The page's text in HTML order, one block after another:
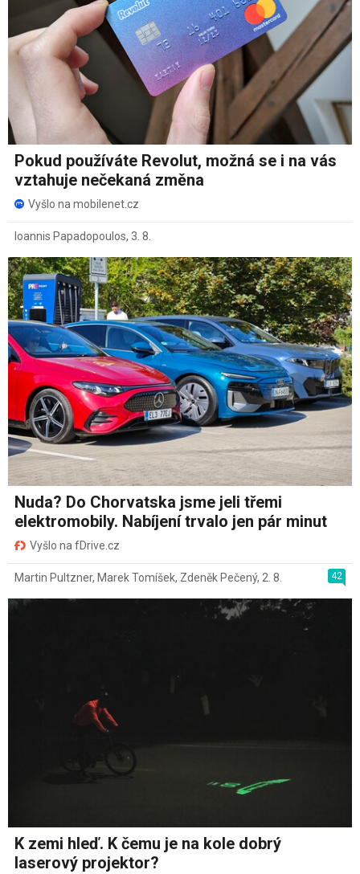
Pokud používáte Revolut, možná se i na vás
vztahuje nečekaná změna
Vyšlo na mobilenet.cz
Ioannis Papadopoulos, 3. 8.
Nuda? Do Chorvatska jsme jeli třemi
elektromobily. Nabíjení trvalo jen pár minut
Vyšlo na fDrive.cz
42
Martin Pultzner, Marek Tomíšek, Zdeněk Pečený, 2. 8.
K zemi hleď. K čemu je na kole dobrý
laserový projektor?